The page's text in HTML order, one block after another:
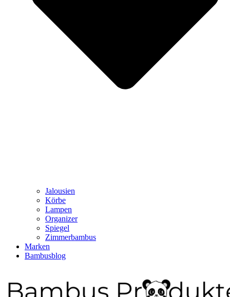
Jalousien
Körbe
Lampen
Organizer
Spiegel
Zimmerbambus
Marken
Bambusblog